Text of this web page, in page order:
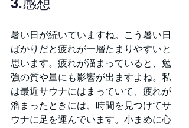
暑い日が続いていますね。こう暑い日
ばかりだと疲れが一層たまりやすいと
思います。疲れが溜まっていると、勉
強の質や量にも影響が出ますよね。私
は最近サウナにはまっていて、疲れが
溜まったときには、時間を見つけてサ
ウナに足を運んでいます。小まめに心